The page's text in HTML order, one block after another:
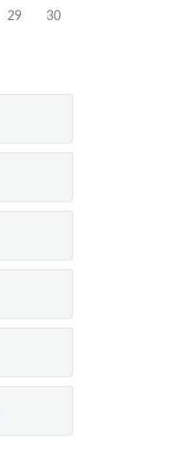
29 30